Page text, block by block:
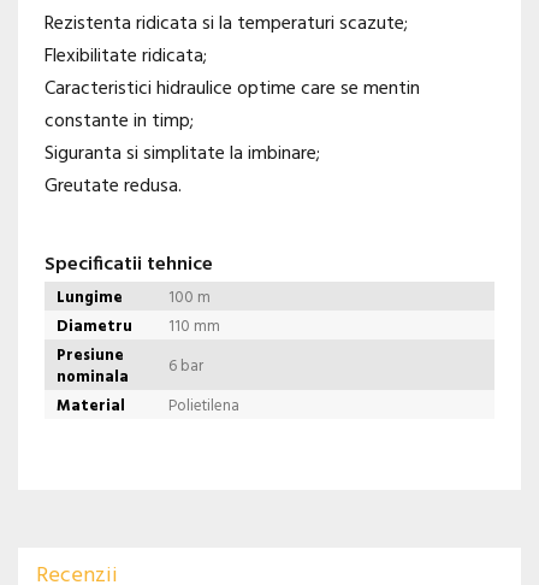
Rezistenta ridicata si la temperaturi scazute;
Flexibilitate ridicata;
Caracteristici hidraulice optime care se mentin
constante in timp;
Siguranta si simplitate la imbinare;
Greutate redusa.
Specificatii tehnice
Lungime
100 m
Diametru
110 mm
Presiune
nominala
6 bar
Material
Polietilena
Recenzii